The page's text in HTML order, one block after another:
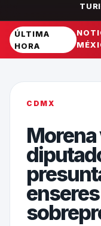
ÚLTIMA
HORA
CDMX
Morena